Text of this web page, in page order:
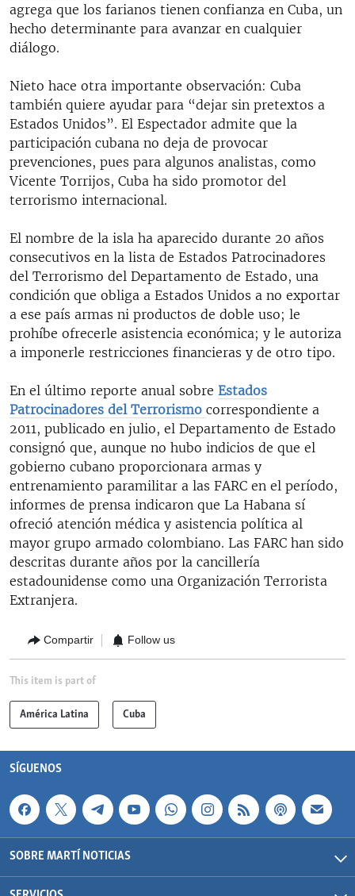
agrega que los farianos tienen confianza en Cuba, un
hecho determinante para avanzar en cualquier
diálogo.
Nieto hace otra importante observación: Cuba
también quiere ayudar para “dejar sin pretextos a
Estados Unidos”. El Espectador admite que la
participación cubana no deja de provocar
prevenciones, pues para algunos analistas, como
Vicente Torrijos, Cuba ha sido promotor del
terrorismo internacional.
El nombre de la isla ha aparecido durante 20 años
consecutivos en la lista de Estados Patrocinadores
del Terrorismo del Departamento de Estado, una
condición que obliga a Estados Unidos a no exportar
a ese país armas ni productos de doble uso; le
prohíbe ofrecerle asistencia económica; y le autoriza
a imponerle restricciones financieras y de otro tipo.
En el último reporte anual sobre Estados
Patrocinadores del Terrorismo correspondiente a
2011, publicado en julio, el Departamento de Estado
consignó que, aunque no hubo indicios de que el
gobierno cubano proporcionara armas y
entrenamiento paramilitar a las FARC en el período,
informes de prensa indicaron que La Habana sí
ofreció atención médica y asistencia política al
mayor grupo armado colombiano. Las FARC han sido
descritas durante años por la cancillería
estadounidense como una Organización Terrorista
Extranjera.
Compartir Follow us
This item is part of
América Latina Cuba
SÍGUENOS
SOBRE MARTÍ NOTICIAS